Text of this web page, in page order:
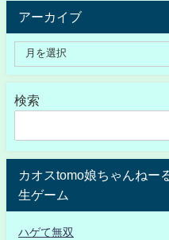
アーカイブ
検索
カオスtomo娘ちゃんねー
生ゲーム
ハゲて無双